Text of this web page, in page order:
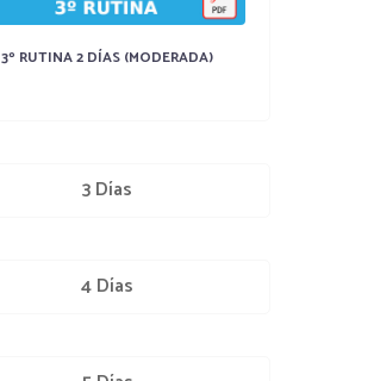
3º RUTINA 2 DÍAS (MODERADA)
3 Días
4 Días